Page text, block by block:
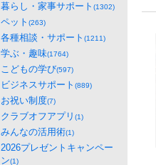
暮らし・家事サポート (1302)
ペット (263)
各種相談・サポート (1211)
学ぶ・趣味(1764)
こどもの学び(597)
ビジネスサポート (889)
お祝い制度(7)
クラブオフアプリ (1)
みんなの活用術(1)
2026プレゼントキャンペー
ン(1)